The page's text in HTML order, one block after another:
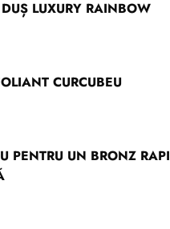
LUXURY RAINBOW
CURCUBEU
PENTRU UN BRONZ
Scrub cremă de duș ulei